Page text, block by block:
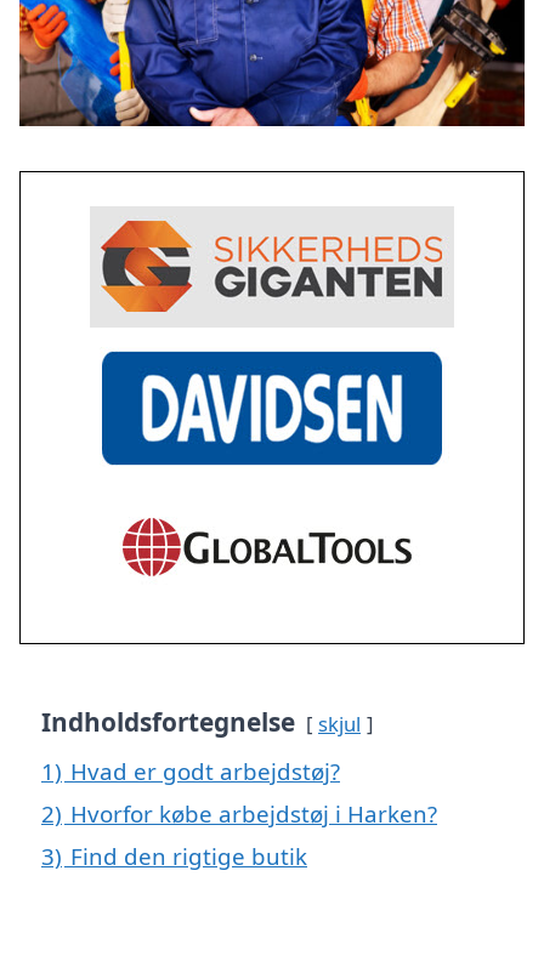
Indholdsfortegnelse skjul
1) Hvad er godt arbejdstøj?
2) Hvorfor købe arbejdstøj i Harken?
3) Find den rigtige butik